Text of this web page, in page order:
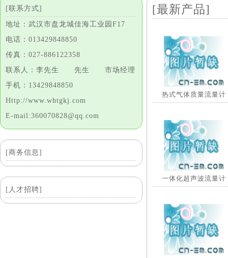
[联系方式]
地址：武汉市盘龙城佳海工业园F17
电话：013429848850
传真：027-886122358
联系人：李先生 先生 市场经理
手机：13429848850
Http://www.whtgkj.com
E-mail:360070828@qq.com
[商务信息]
[人才招聘]
[最新产品]
热式气体质量流量计
一体化超声波流量计